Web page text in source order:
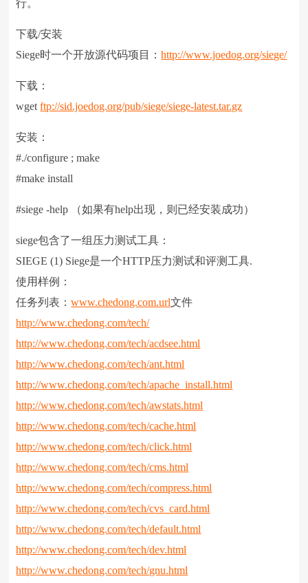
行。
下载/安装
Siege时一个开放源代码项目：http://www.joedog.org/siege/
下载：
wgetftp://sid.joedog.org/pub/siege/siege-latest.tar.gz
安装：
#./configure ; make
#make install
#siege -help （如果有help出现，则已经安装成功）
siege包含了一组压力测试工具：
SIEGE (1) Siege是一个HTTP压力测试和评测工具.
使用样例：
任务列表：www.chedong.com.url文件
http://www.chedong.com/tech/
http://www.chedong.com/tech/acdsee.html
http://www.chedong.com/tech/ant.html
http://www.chedong.com/tech/apache_install.html
http://www.chedong.com/tech/awstats.html
http://www.chedong.com/tech/cache.html
http://www.chedong.com/tech/click.html
http://www.chedong.com/tech/cms.html
http://www.chedong.com/tech/compress.html
http://www.chedong.com/tech/cvs_card.html
http://www.chedong.com/tech/default.html
http://www.chedong.com/tech/dev.html
http://www.chedong.com/tech/gnu.html